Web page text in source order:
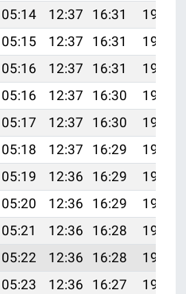
05:14 12:37 16:31
19:50
05:15 12:37 16:31
19:49
05:16 12:37 16:31
19:48
05:16 12:37 16:30
19:47
05:17 12:37 16:30
19:46
05:18 12:37 16:29
19:45
05:19 12:36 16:29
19:44
05:20 12:36 16:29
19:42
05:21 12:36 16:28
19:41
05:22 12:36 16:28
19:40
05:23 12:36 16:27
19:39